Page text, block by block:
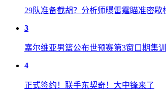
29队准备截胡？分析师曝雷霆瞄准密
3
塞尔维亚男篮公布世预赛第3窗口期集
4
正式签约！联手东契奇！大中锋来了